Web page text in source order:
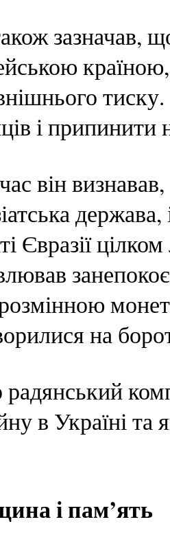
зазначав,
і припинити
він
Євразії
на
в Україні
і пам’ять